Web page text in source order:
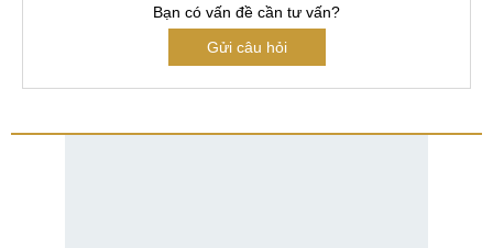
Bạn có vấn đề cần tư vấn?
Gửi câu hỏi